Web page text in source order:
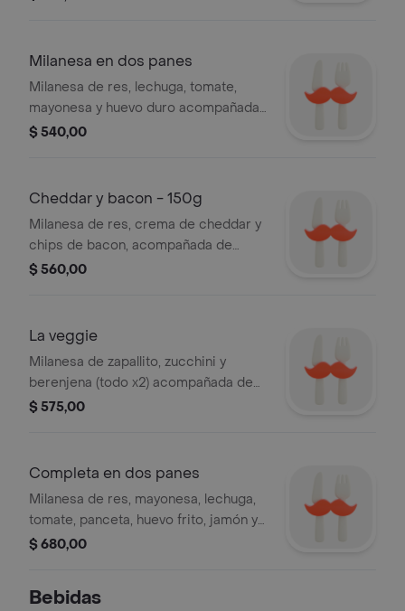
Milanesa en dos panes
Milanesa de res, lechuga, tomate,
mayonesa y huevo duro acompañada
de fritas.
$ 540,00
Cheddar y bacon - 150g
Milanesa de res, crema de cheddar y
chips de bacon, acompañada de
fritas.
$ 560,00
La veggie
Milanesa de zapallito, zucchini y
berenjena (todo x2) acompañada de
papas y mixta con cebolla.
$ 575,00
Completa en dos panes
Milanesa de res, mayonesa, lechuga,
tomate, panceta, huevo frito, jamón y
muzzarella acompañada de fritas.
$ 680,00
Bebidas